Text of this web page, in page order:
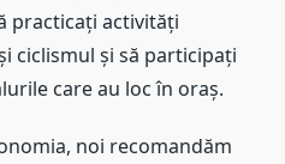
practicați activități
ciclismul și să participați
care au loc în oraș.
noi recomandăm